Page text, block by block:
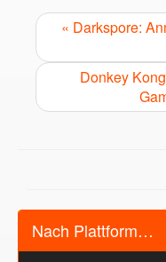
« Darkspore:
Donkey
Nach Plattform…